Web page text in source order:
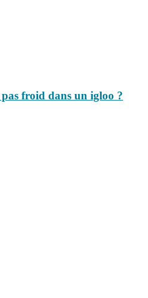
froid dans un igloo ?